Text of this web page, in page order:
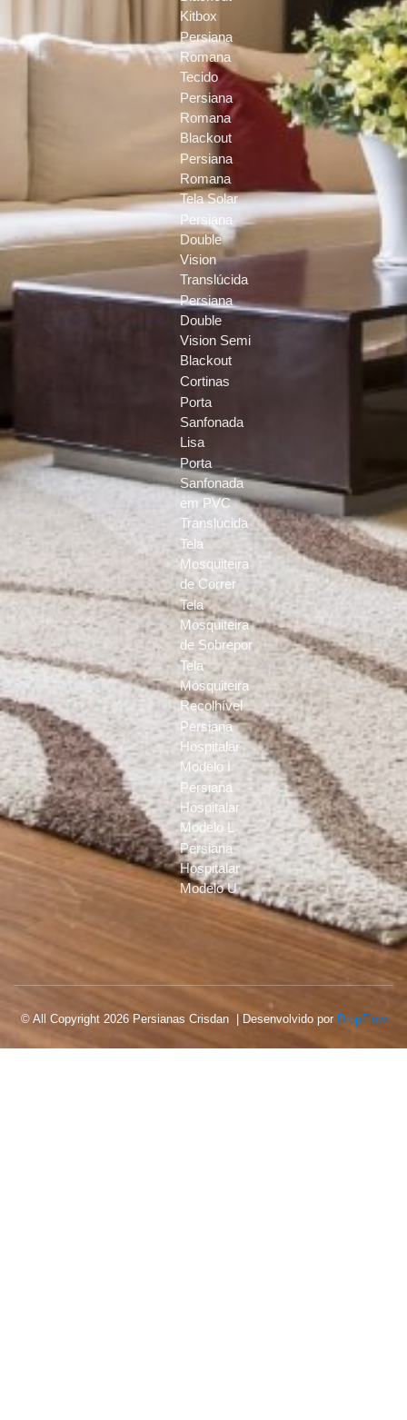
Kitbox
Persiana
Romana
Tecido
Persiana
Romana
Blackout
Persiana
Romana
Tela Solar
Persiana
Double
Vision
Translúcida
Persiana
Double
Vision Semi
Blackout
Cortinas
Porta
Sanfonada
Lisa
Porta
Sanfonada
em PVC
Translúcida
Tela
Mosquiteira
de Correr
Tela
Mosquiteira
de Sobrepor
Tela
Mosquiteira
Recolhível
Persiana
Hospitalar
Modelo I
Persiana
Hospitalar
Modelo L
Persiana
Hospitalar
Modelo U
© All Copyright 2026 Persianas Crisdan | Desenvolvido por DropFlow